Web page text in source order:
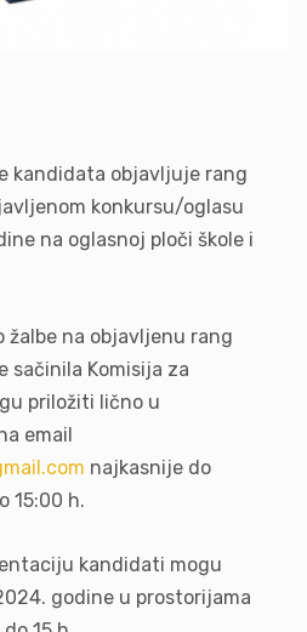
kandidata objavljuje rang
konkursu/oglasu
na oglasnoj ploči škole i
žalbe na objavljenu rang
sačinila Komisija za
priložiti lično u
email
najkasnije do
15:00 h.
kandidati mogu
godine u prostorijama